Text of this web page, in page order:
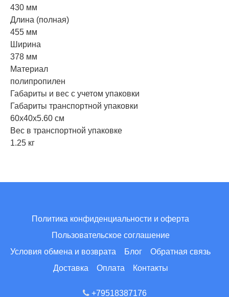
430 мм
Длина (полная)
455 мм
Ширина
378 мм
Материал
полипропилен
Габариты и вес с учетом упаковки
Габариты транспортной упаковки
60х40х5.60 см
Вес в транспортной упаковке
1.25 кг
Политика конфиденциальности и оферта
Пользовательское соглашение
Условия обмена и возврата
Блог
Обратная связь
Доставка
Оплата Контакты
+79518387176